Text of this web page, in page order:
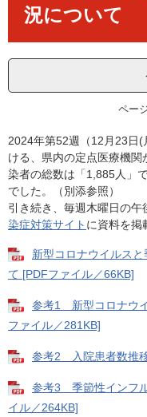
況について
ペー
2024年第52週（12月23日
ける、県内の定点医療機
染者の総数は「1,885人」
でした。（別添参照）
引き続き、毎週木曜日の午
染症対策サイト に資料を掲
新型コロナウイルス
て [PDFファイル／66KB]
参考1 新型コロナウ
ファイル／281KB]
参考2 入院患者数推
参考3 季節性インフ
イル／264KB]